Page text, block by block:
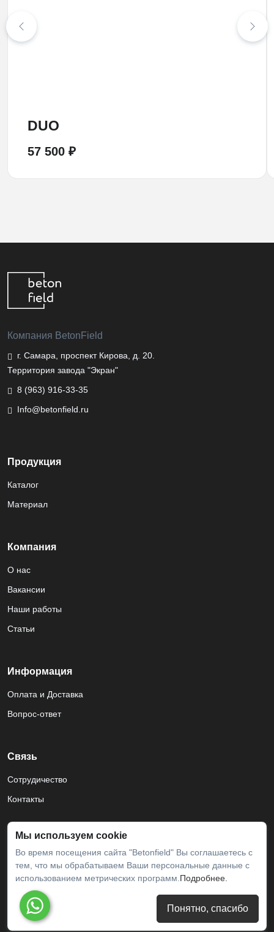
DUO
57 500 ₽
Компания BetonField
г. Самара, проспект Кирова, д. 20.
Территория завода "Экран"
8 (963) 916-33-35
Info@betonfield.ru
Продукция
Каталог
Материал
Компания
О нас
Вакансии
Наши работы
Статьи
Информация
Оплата и Доставка
Вопрос-ответ
Связь
Сотрудичество
Контакты
Пользвательское соглашение
Copyright © 2012 - 2026.
Агентство интернет маркетинга -
«SEO Услуга»
Мы используем cookie
Во время посещения сайта "Betonfield" Вы соглашаетесь с
тем, что мы обрабатываем Ваши персональные данные с
использованием метрических программ.Подробнее.
Понятно, спасибо